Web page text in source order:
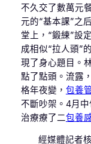
不久交了數萬元
元的“基本課”之
堂上，“鍛練”設
成相似“拉人頭”
現了身心題目。
點了點頭。流露
格年夜變， 包養
不斷吵架。4月
治療療了二包養
經媒體記者